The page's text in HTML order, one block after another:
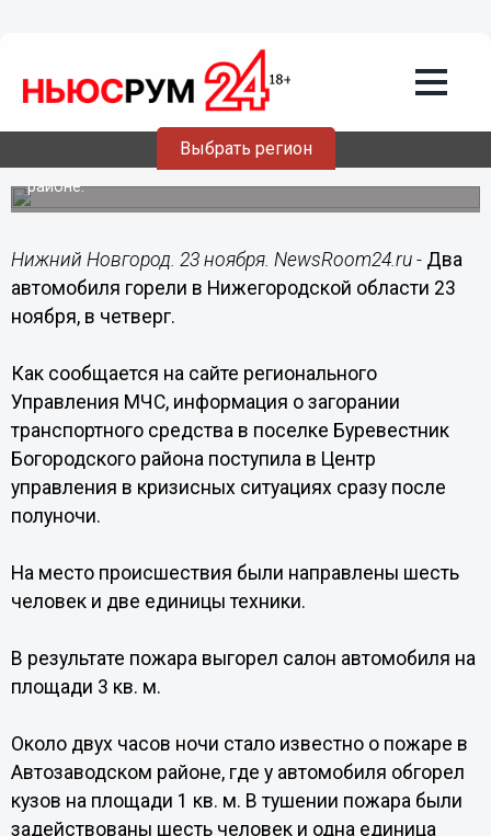
Выбрать регион
23.11.201721:44
Два автомобиля горели в
Нижегородской области 23 ноября
Пожары произошли в Нижнем Новгороде и Богородском
районе.
Нижний Новгород. 23 ноября. NewsRoom24.ru - Два
автомобиля горели в Нижегородской области 23
ноября, в четверг.
Как сообщается на сайте регионального
Управления МЧС, информация о загорании
транспортного средства в поселке Буревестник
Богородского района поступила в Центр
управления в кризисных ситуациях сразу после
полуночи.
На место происшествия были направлены шесть
человек и две единицы техники.
В результате пожара выгорел салон автомобиля на
площади 3 кв. м.
Около двух часов ночи стало известно о пожаре в
Автозаводском районе, где у автомобиля обгорел
кузов на площади 1 кв. м. В тушении пожара были
задействованы шесть человек и одна единица